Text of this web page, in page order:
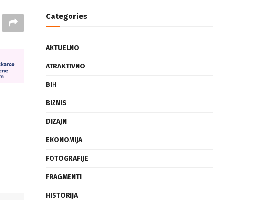
Categories
AKTUELNO
ATRAKTIVNO
BIH
BIZNIS
DIZAJN
EKONOMIJA
FOTOGRAFIJE
FRAGMENTI
HISTORIJA